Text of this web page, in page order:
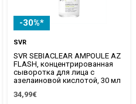
-30%*
SVR
SVR SEBIACLEAR AMPOULE AZ
FLASH, концентрированная
сыворотка для лица с
азелаиновой кислотой, 30 мл
34,99€